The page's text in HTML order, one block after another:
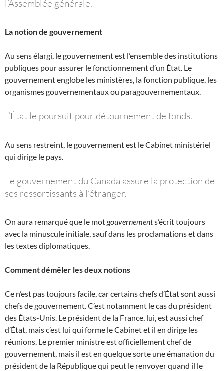
l’Assemblée générale.
La notion de gouvernement
Au sens élargi, le gouvernement est l’ensemble des institutions
publiques pour assurer le fonctionnement d’un État. Le
gouvernement englobe les ministères, la fonction publique, les
organismes gouvernementaux ou paragouvernementaux.
L’État le poursuit pour détournement de fonds.
Au sens restreint, le gouvernement est le Cabinet ministériel
qui dirige le pays.
Le gouvernement du Canada assure la protection de
ses ressortissants à l’étranger.
On aura remarqué que le mot gouvernements’écrit toujours
avec la minuscule initiale, sauf dans les proclamations et dans
les textes diplomatiques.
Comment démêler les deux notions
Ce n’est pas toujours facile, car certains chefs d’État sont aussi
chefs de gouvernement. C’est notamment le cas du président
des États-Unis. Le président de la France, lui, est aussi chef
d’État, mais c’est lui qui forme le Cabinet et il en dirige les
réunions. Le premier ministre est officiellement chef de
gouvernement, mais il est en quelque sorte une émanation du
président de la République qui peut le renvoyer quand il le